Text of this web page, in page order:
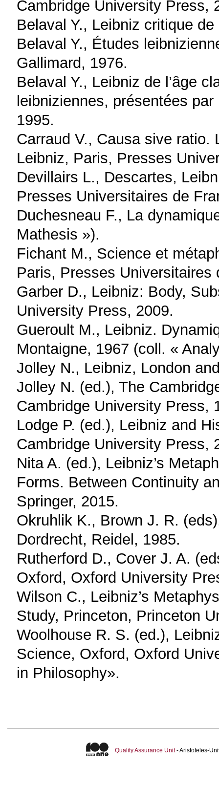
Cambridge University Press,
Belaval Y., Leibniz critique
Belaval Y., Études
Gallimard, 1976.
Belaval Y., Leibniz de l’âge
leibniziennes, présentées
1995.
Carraud V., Causa sive
Leibniz, Paris, Presses
Devillairs L., Descartes,
Presses Universitaires de
Duchesneau F., La
Mathesis »).
Fichant M., Science et
Paris, Presses Universitaires
Garber D., Leibniz: Body,
University Press, 2009.
Gueroult M., Leibniz.
Montaigne, 1967 (coll. «
Jolley N., Leibniz, London
Jolley N. (ed.), The
Cambridge University Press,
Lodge P. (ed.), Leibniz and
Cambridge University Press,
Nita A. (ed.), Leibniz’s
Forms. Between Continuity
Springer, 2015.
Okruhlik K., Brown J. R.
Dordrecht, Reidel, 1985.
Rutherford D., Cover J. A.
Oxford, Oxford University
Wilson C., Leibniz’s
Study, Princeton, Princeton
Woolhouse R. S. (ed.),
Science, Oxford, Oxford
in Philosophy».
Quality Assurance Unit- Aristoteles-